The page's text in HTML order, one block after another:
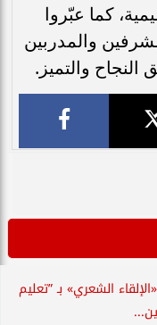
كما عبّروا
والمدربين
والتميز.
الشعري» بـ ”تعليم